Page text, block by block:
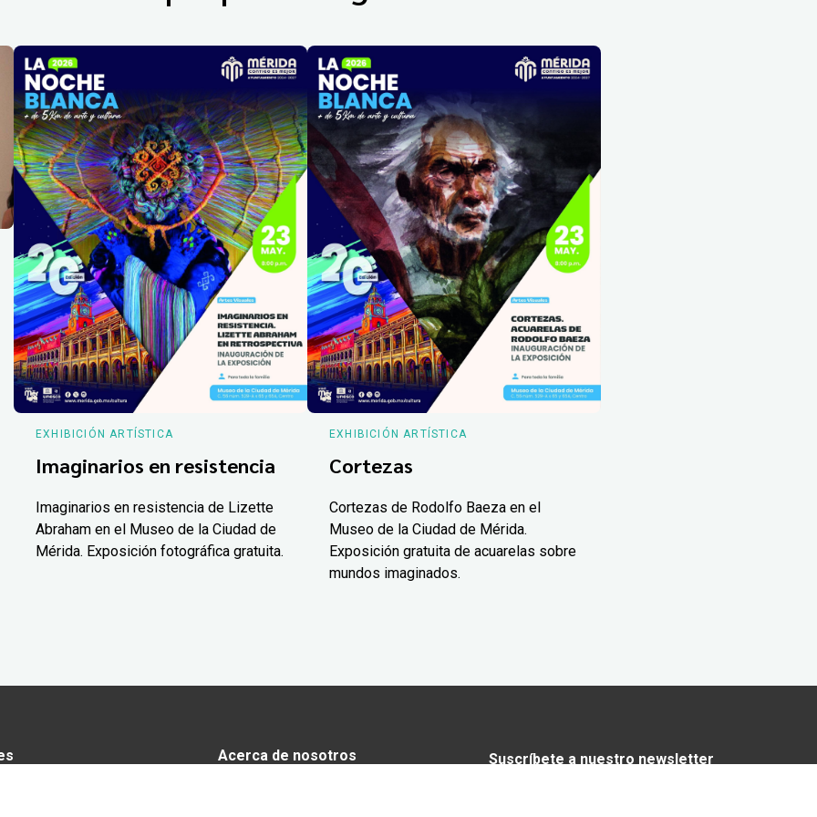
EXHIBICIÓN ARTÍSTICA
Imaginarios en resistencia
Imaginarios en resistencia de Lizette
Abraham en el Museo de la Ciudad de
Mérida. Exposición fotográfica gratuita.
EXHIBICIÓN ARTÍSTICA
Cortezas
Cortezas de Rodolfo Baeza en el
Museo de la Ciudad de Mérida.
Exposición gratuita de acuarelas sobre
mundos imaginados.
Acerca de nosotros
Suscríbete a nuestro newsletter